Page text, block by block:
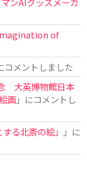
of
コメントしました
大英博物館日本
画」にコメントし
る北斎の絵」
」に